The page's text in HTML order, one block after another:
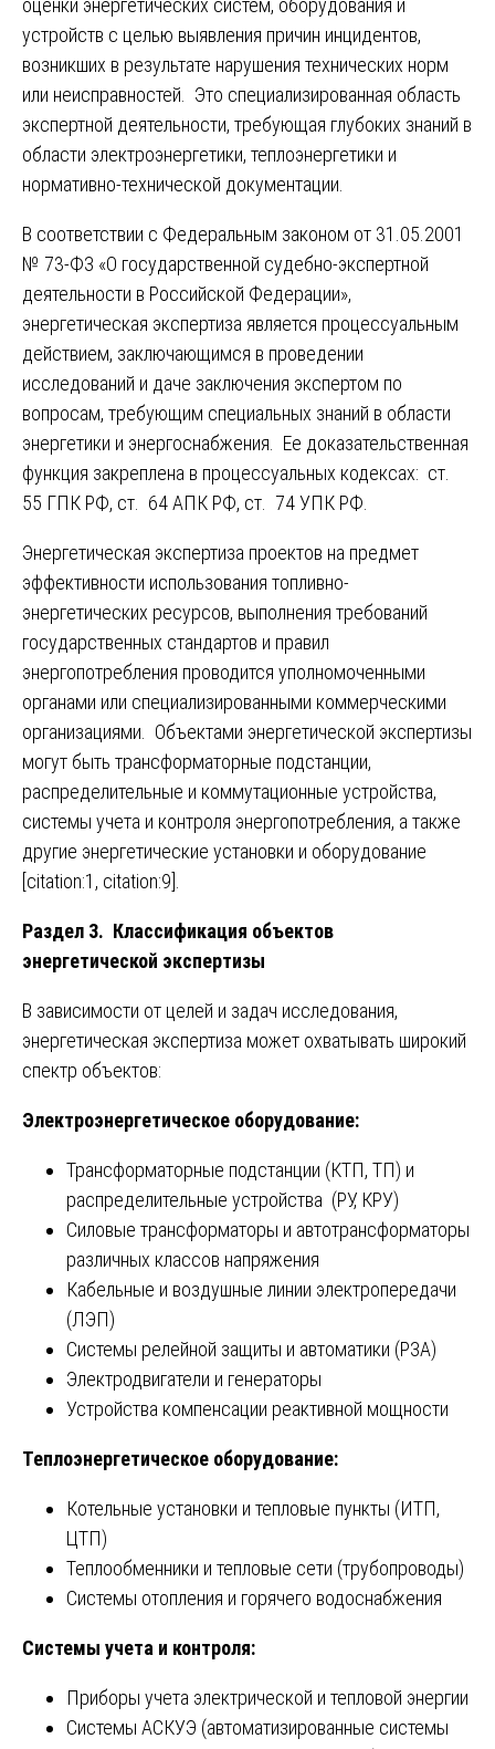
оценки энергетических систем, оборудования и
устройств с целью выявления причин инцидентов,
возникших в результате нарушения технических норм
или неисправностей. Это специализированная область
экспертной деятельности, требующая глубоких знаний в
области электроэнергетики, теплоэнергетики и
нормативно-технической документации.
В соответствии с Федеральным законом от 31.05.2001
№ 73-ФЗ «О государственной судебно-экспертной
деятельности в Российской Федерации»,
энергетическая экспертиза является процессуальным
действием, заключающимся в проведении
исследований и даче заключения экспертом по
вопросам, требующим специальных знаний в области
энергетики и энергоснабжения. Ее доказательственная
функция закреплена в процессуальных кодексах: ст.
55 ГПК РФ, ст. 64 АПК РФ, ст. 74 УПК РФ.
Энергетическая экспертиза проектов на предмет
эффективности использования топливно-
энергетических ресурсов, выполнения требований
государственных стандартов и правил
энергопотребления проводится уполномоченными
органами или специализированными коммерческими
организациями. Объектами энергетической экспертизы
могут быть трансформаторные подстанции,
распределительные и коммутационные устройства,
системы учета и контроля энергопотребления, а также
другие энергетические установки и оборудование
[citation:1, citation:9].
Раздел 3. Классификация объектов
энергетической экспертизы
В зависимости от целей и задач исследования,
энергетическая экспертиза может охватывать широкий
спектр объектов:
Электроэнергетическое оборудование:
Трансформаторные подстанции (КТП, ТП) и
распределительные устройства (РУ, КРУ)
Силовые трансформаторы и автотрансформаторы
различных классов напряжения
Кабельные и воздушные линии электропередачи
(ЛЭП)
Системы релейной защиты и автоматики (РЗА)
Электродвигатели и генераторы
Устройства компенсации реактивной мощности
Теплоэнергетическое оборудование:
Котельные установки и тепловые пункты (ИТП,
ЦТП)
Теплообменники и тепловые сети (трубопроводы)
Системы отопления и горячего водоснабжения
Системы учета и контроля:
Приборы учета электрической и тепловой энергии
Системы АСКУЭ (автоматизированные системы